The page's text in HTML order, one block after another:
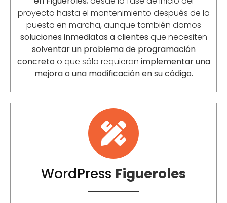
proyecto hasta el mantenimiento después de la
puesta en marcha, aunque también damos
soluciones inmediatas a clientes que necesiten
solventar un problema de programación
concreto o que sólo requieran implementar una
mejora o una modificación en su código.
WordPress Figueroles